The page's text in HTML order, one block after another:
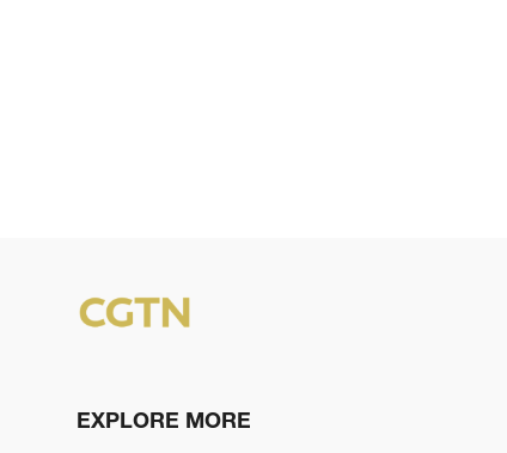
EXPLORE MORE